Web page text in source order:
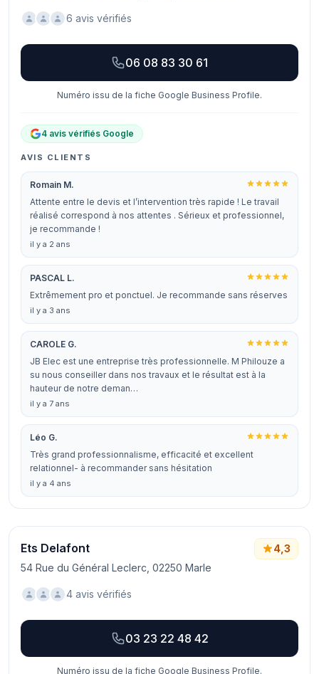
6 avis vérifiés
06 08 83 30 61
Numéro issu de la fiche Google Business Profile.
4 avis vérifiés Google
AVIS CLIENTS
Romain M.
Attente entre le devis et l’intervention très rapide ! Le travail
réalisé correspond à nos attentes . Sérieux et professionnel,
je recommande !
il y a 2 ans
PASCAL L.
Extrêmement pro et ponctuel. Je recommande sans réserves
il y a 3 ans
CAROLE G.
JB Elec est une entreprise très professionnelle. M Philouze a
su nous conseiller dans nos travaux et le résultat est à la
hauteur de notre deman…
il y a 7 ans
Léo G.
Très grand professionnalisme, efficacité et excellent
relationnel- à recommander sans hésitation
il y a 4 ans
Ets Delafont
54 Rue du Général Leclerc, 02250 Marle
4,3
4 avis vérifiés
03 23 22 48 42
Numéro issu de la fiche Google Business Profile.